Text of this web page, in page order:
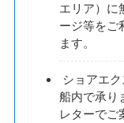
エリア）に
ージ等をご
ます。
ショアエ
船内で承り
レターでご